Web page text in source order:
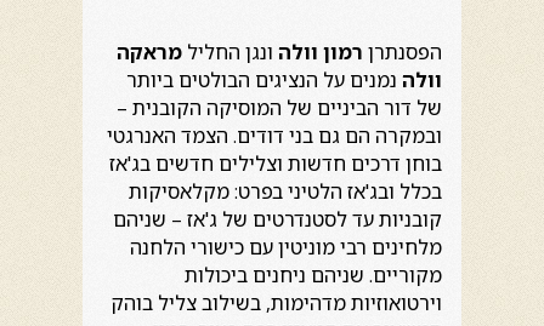
הפסנתרן רמון וולה ונגן החליל מראקה
וולה נמנים על הנציגים הבולטים ביותר
של דור הביניים של המוסיקה הקובנית –
ובמקרה הם גם בני דודים. הצמד האנרגטי
בוחן דרכים חדשות וצלילים חדשים בג'אז
בכלל ובג'אז הלטיני בפרט: מקלאסיקות
קובניות עד לסטנדרטים של ג'אז – שניהם
מלחינים רבי מוניטין עם כישורי הלחנה
מקוריים. שניהם ניחנים ביכולות
וירטואוזיות מדהימות, בשילוב צליל בוהק